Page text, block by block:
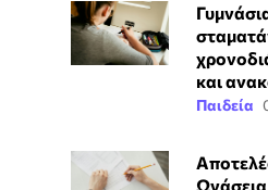
και
Παιδεία